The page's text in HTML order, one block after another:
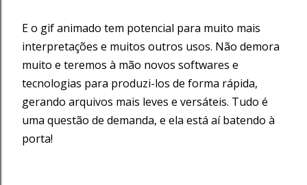
E o gif animado tem potencial para muito mais
interpretações e muitos outros usos. Não demora
muito e teremos à mão novos softwares e
tecnologias para produzi-los de forma rápida,
gerando arquivos mais leves e versáteis. Tudo é
uma questão de demanda, e ela está aí batendo à
porta!